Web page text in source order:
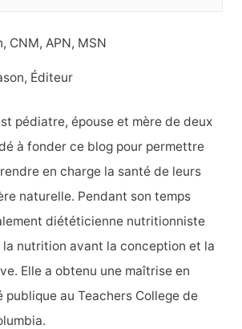
Éditeur
pédiatre, épouse et mère de deux
à fonder ce blog pour permettre
en charge la santé de leurs
naturelle. Pendant son temps
diététicienne nutritionniste
la nutrition avant la conception et la
Elle a obtenu une maîtrise en
au Teachers College de